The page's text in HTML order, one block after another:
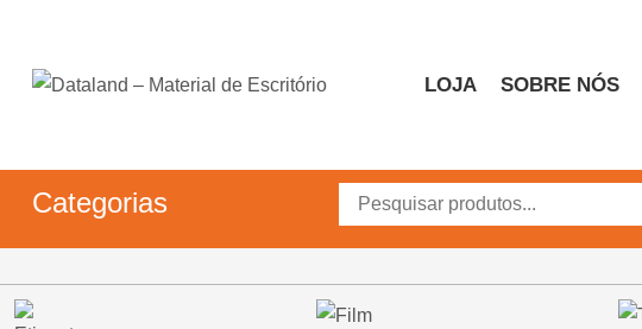
content
LOJA SOBRE NÓS
Categorias